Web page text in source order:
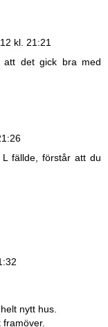
kl. 21:21
att det gick bra med
fällde, förstår att du
nytt hus.